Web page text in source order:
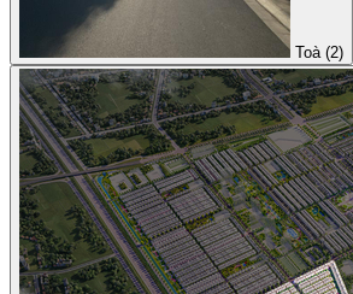
Toà (2)